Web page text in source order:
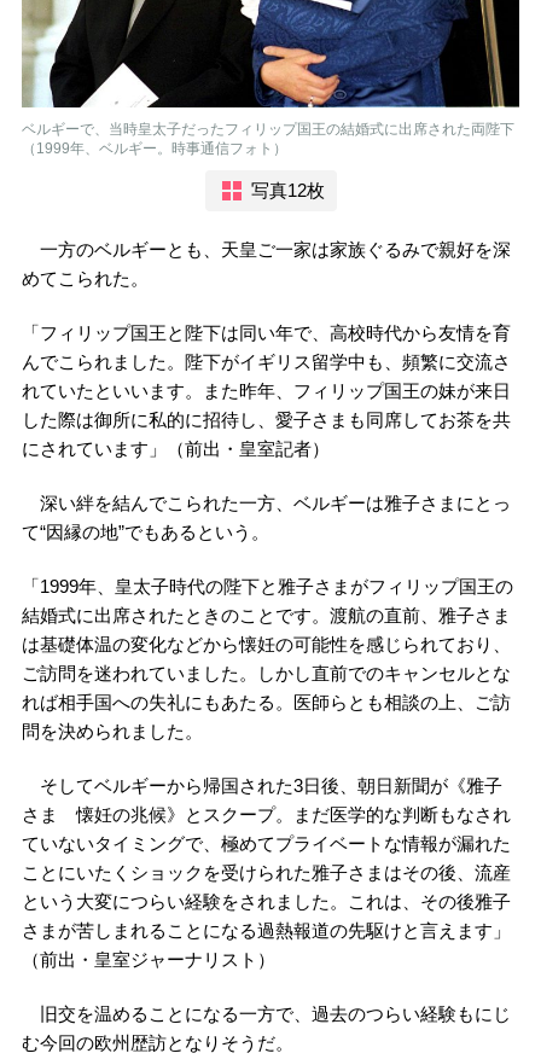
ベルギーで、当時皇太子だったフィリップ国王の結婚式に出席された両陛下
（1999年、ベルギー。時事通信フォト）
写真12枚
一方のベルギーとも、天皇ご一家は家族ぐるみで親好を深
めてこられた。
「フィリップ国王と陛下は同い年で、高校時代から友情を育
んでこられました。陛下がイギリス留学中も、頻繁に交流さ
れていたといいます。また昨年、フィリップ国王の妹が来日
した際は御所に私的に招待し、愛子さまも同席してお茶を共
にされています」（前出・皇室記者）
深い絆を結んでこられた一方、ベルギーは雅子さまにとっ
て“因縁の地”でもあるという。
「1999年、皇太子時代の陛下と雅子さまがフィリップ国王の
結婚式に出席されたときのことです。渡航の直前、雅子さま
は基礎体温の変化などから懐妊の可能性を感じられており、
ご訪問を迷われていました。しかし直前でのキャンセルとな
れば相手国への失礼にもあたる。医師らとも相談の上、ご訪
問を決められました。
そしてベルギーから帰国された3日後、朝日新聞が《雅子
さま 懐妊の兆候》とスクープ。まだ医学的な判断もなされ
ていないタイミングで、極めてプライベートな情報が漏れた
ことにいたくショックを受けられた雅子さまはその後、流産
という大変につらい経験をされました。これは、その後雅子
さまが苦しまれることになる過熱報道の先駆けと言えます」
（前出・皇室ジャーナリスト）
旧交を温めることになる一方で、過去のつらい経験もにじ
む今回の欧州歴訪となりそうだ。